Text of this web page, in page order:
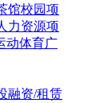
馆校园项
力资源项
动体育广
融资/租赁